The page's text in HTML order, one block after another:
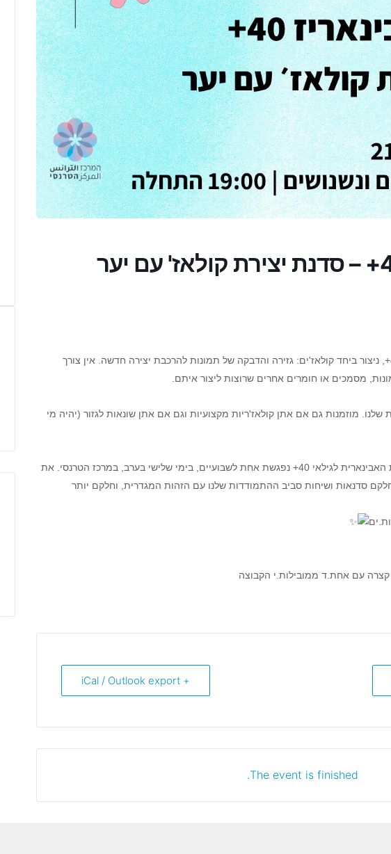
במפגש הקרוב של קבוצת הא-בינארים.ות 40+, ניצור ביחד קולאז'ים: גזירה והדבקה של תמונות להרכבת יצירה חדשה. אין צורך
מסמכים או חומרים אחרים שרוצות ליצור איתם.
מוזמנות גם אם אתן קולאז'ריות מקצועיות וגם אם אתן שונאות לגזור (יהיה מי
הקבוצה החברתית הפונה לא.נשים על הקשת האבינארית לגילאי 40+ נפגשת אחת לשבועיים, בימי שלישי בערב, במרכז הטרנסי. את
סדנאות ושיחות סביב ההתמודדות שלנו עם הזהות המגדרית, וחלקם יותר
עם אחת.ד ממובילות.י הקבוצה
+ iCal / Outlook export
The event is finished.